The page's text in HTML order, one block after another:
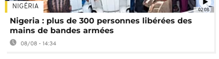
02:08
NIGÉRIA
Nigeria : plus de 300 personnes libérées des
mains de bandes armées
08/08 - 14:34